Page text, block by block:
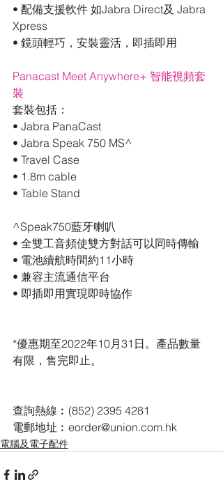
• 配備支援軟件 如Jabra Direct及 Jabra
Xpress
• 鏡頭輕巧，安裝靈活，即插即用
Panacast Meet Anywhere+ 智能視頻套
裝
套裝包括：
• Jabra PanaCast
• Jabra Speak 750 MS^
• Travel Case
• 1.8m cable
• Table Stand
^Speak750藍牙喇叭
• 全雙工音頻使雙方對話可以同時傳輸
• 電池續航時間約11小時
• 兼容主流通信平台
• 即插即用實現即時協作
*優惠期至2022年10月31日。產品數量
有限，售完即止。
查詢熱線︰(852) 2395 4281
電郵地址︰eorder@union.com.hk
電腦及電子配件